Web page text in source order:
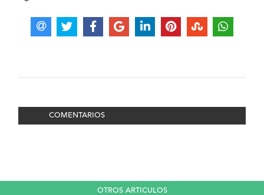
COMENTARIOS
OTROS ARTICULOS